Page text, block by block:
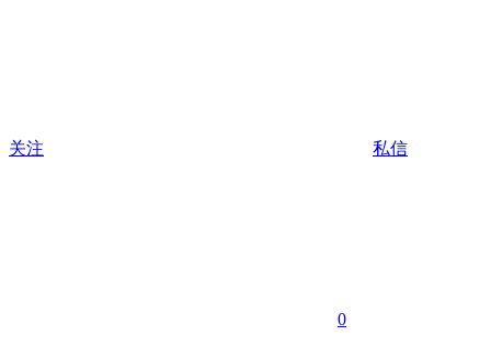
关注 私信
0